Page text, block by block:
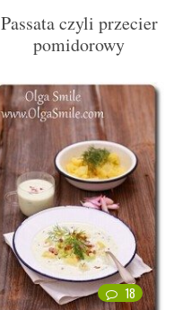
Passata czyli przecier
pomidorowy
18